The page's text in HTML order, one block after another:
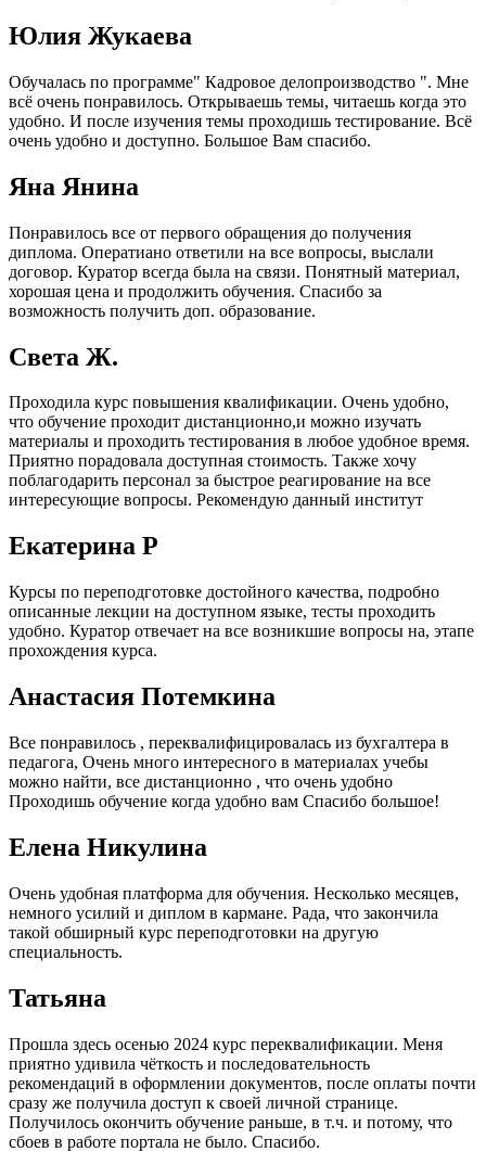
Юлия Жукаева
Обучалась по программе" Кадровое делопроизводство ". Мне
всё очень понравилось. Открываешь темы, читаешь когда это
удобно. И после изучения темы проходишь тестирование. Всё
очень удобно и доступно. Большое Вам спасибо.
Яна Янина
Понравилось все от первого обращения до получения
диплома. Оператиано ответили на все вопросы, выслали
договор. Куратор всегда была на связи. Понятный материал,
хорошая цена и продолжить обучения. Спасибо за
возможность получить доп. образование.
Света Ж.
Проходила курс повышения квалификации. Очень удобно,
что обучение проходит дистанционно,и можно изучать
материалы и проходить тестирования в любое удобное время.
Приятно порадовала доступная стоимость. Также хочу
поблагодарить персонал за быстрое реагирование на все
интересующие вопросы. Рекомендую данный институт
Екатерина Р
Курсы по переподготовке достойного качества, подробно
описанные лекции на доступном языке, тесты проходить
удобно. Куратор отвечает на все возникшие вопросы на, этапе
прохождения курса.
Анастасия Потемкина
Все понравилось , переквалифицировалась из бухгалтера в
педагога, Очень много интересного в материалах учебы
можно найти, все дистанционно , что очень удобно
Проходишь обучение когда удобно вам Спасибо большое!
Елена Никулина
Очень удобная платформа для обучения. Несколько месяцев,
немного усилий и диплом в кармане. Рада, что закончила
такой обширный курс переподготовки на другую
специальность.
Татьяна
Прошла здесь осенью 2024 курс переквалификации. Меня
приятно удивила чёткость и последовательность
рекомендаций в оформлении документов, после оплаты почти
сразу же получила доступ к своей личной странице.
Получилось окончить обучение раньше, в т.ч. и потому, что
сбоев в работе портала не было. Спасибо.